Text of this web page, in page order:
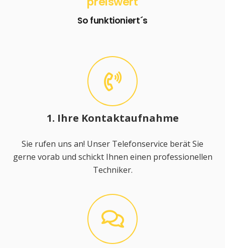
So funktioniert´s
1. Ihre Kontaktaufnahme
Sie rufen uns an! Unser Telefonservice berät Sie
gerne vorab und schickt Ihnen einen professionellen
Techniker.